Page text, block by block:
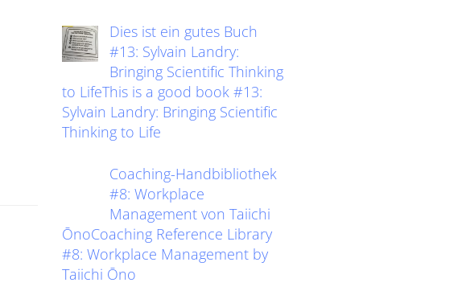
Dies ist ein gutes Buch
#13: Sylvain Landry:
Bringing Scientific Thinking
to LifeThis is a good book #13:
Sylvain Landry: Bringing Scientific
Thinking to Life
Coaching-Handbibliothek
#8: Workplace
Management von Taiichi
ŌnoCoaching Reference Library
#8: Workplace Management by
Taiichi Ōno